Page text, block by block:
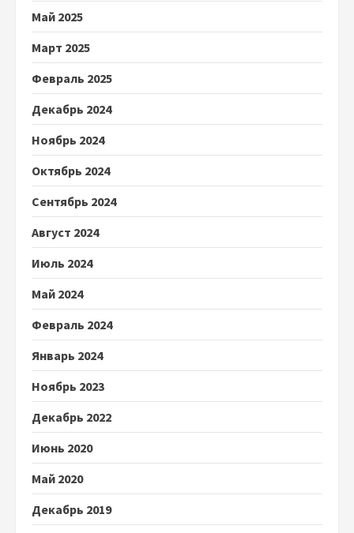
Май 2025
Март 2025
Февраль 2025
Декабрь 2024
Ноябрь 2024
Октябрь 2024
Сентябрь 2024
Август 2024
Июль 2024
Май 2024
Февраль 2024
Январь 2024
Ноябрь 2023
Декабрь 2022
Июнь 2020
Май 2020
Декабрь 2019